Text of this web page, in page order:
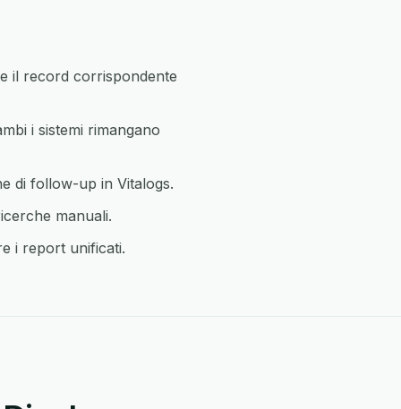
il record corrispondente
i sistemi rimangano
di follow-up in Vitalogs.
manuali.
i report unificati.